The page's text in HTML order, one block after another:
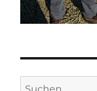
Suchen